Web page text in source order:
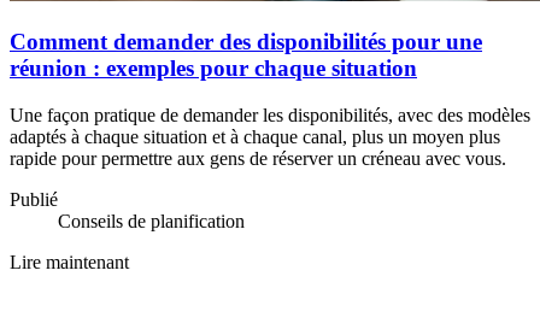
Comment demander des disponibilités pour une
réunion : exemples pour chaque situation
Une façon pratique de demander les disponibilités, avec des modèles
adaptés à chaque situation et à chaque canal, plus un moyen plus
rapide pour permettre aux gens de réserver un créneau avec vous.
Publié
Conseils de planification
Lire maintenant